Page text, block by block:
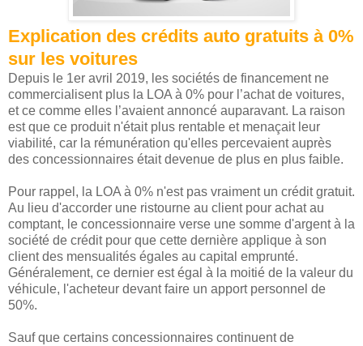
Explication des crédits auto gratuits à 0%
sur les voitures
Depuis le 1er avril 2019, les sociétés de financement ne
commercialisent plus la LOA à 0% pour l’achat de voitures,
et ce comme elles l’avaient annoncé auparavant. La raison
est que ce produit n'était plus rentable et menaçait leur
viabilité, car la rémunération qu'elles percevaient auprès
des concessionnaires était devenue de plus en plus faible.
Pour rappel, la LOA à 0% n'est pas vraiment un crédit gratuit.
Au lieu d'accorder une ristourne au client pour achat au
comptant, le concessionnaire verse une somme d'argent à la
société de crédit pour que cette dernière applique à son
client des mensualités égales au capital emprunté.
Généralement, ce dernier est égal à la moitié de la valeur du
véhicule, l'acheteur devant faire un apport personnel de
50%.
Sauf que certains concessionnaires continuent de